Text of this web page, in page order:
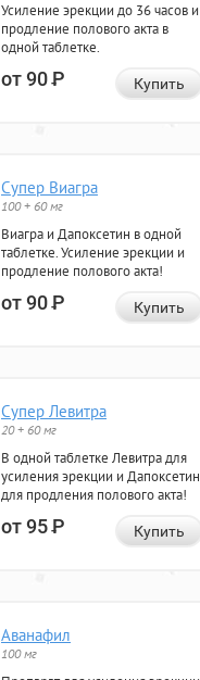
Усиление эрекции до 36 часов и
продление полового акта в
одной таблетке.
от 90Р Купить
Супер Виагра
100 + 60 мг
Виагра и Дапоксетин в одной
таблетке. Усиление эрекции и
продление полового акта!
от 90Р Купить
Супер Левитра
20 + 60 мг
В одной таблетке Левитра для
усиления эрекции и Дапоксетин
для продления полового акта!
от 95Р Купить
Аванафил
100 мг